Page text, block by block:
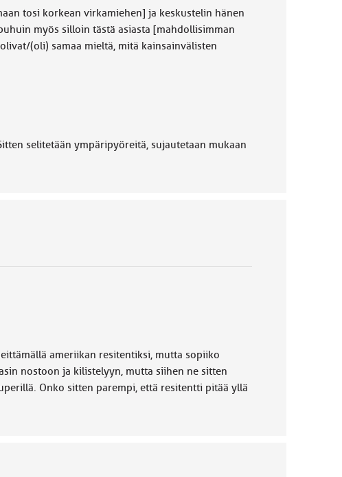
tosi korkean virkamiehen] ja keskustelin hänen
myös silloin tästä asiasta [mahdollisimman
(oli) samaa mieltä, mitä kainsainvälisten
selitetään ympäripyöreitä, sujautetaan mukaan
ameriikan resitentiksi, mutta sopiiko
nostoon ja kilistelyyn, mutta siihen ne sitten
Onko sitten parempi, että resitentti pitää yllä